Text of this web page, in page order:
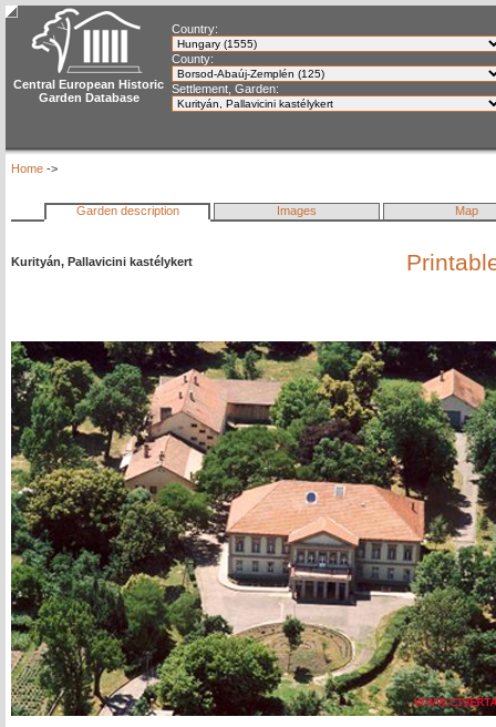
Central European Historic
Garden Database
Country:
County:
Settlement, Garden:
Home ->
Garden description Images Map
Kurityán, Pallavicini kastélykert